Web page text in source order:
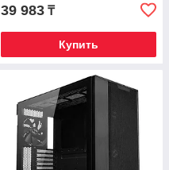
39 983 ₸
Купить